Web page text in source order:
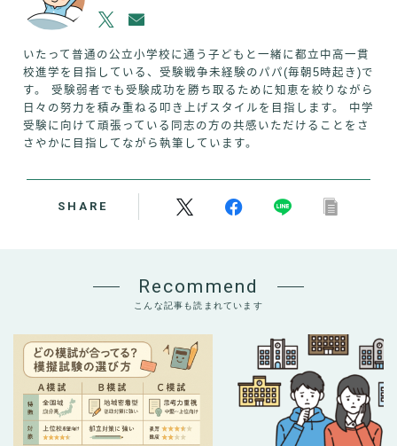
いたって普通の公立小学校に通う子どもと一緒に都立中高一貫
校進学を目指している、受験戦争未経験のパパ(毎朝5時起き)で
す。 受験弱者でも受験成功を勝ち取るために知恵を絞りながら
日々の努力を積み重ねる叩き上げスタイルを目指します。 中学
受験に向けて頑張っている同志の方の共感いただけることをさ
さやかに目指してながら執筆しています。
SHARE
Recommend
こんな記事も読まれています